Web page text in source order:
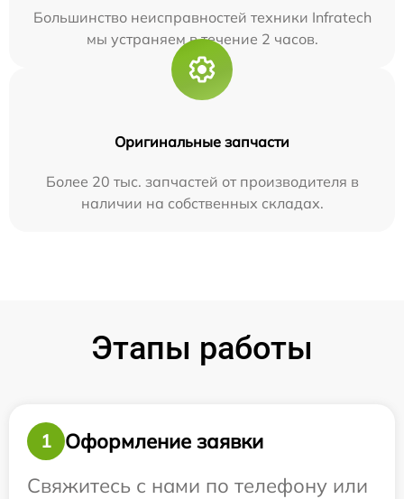
Большинство неисправностей техники Infratech
мы устраняем в течение 2 часов.
Оригинальные запчасти
Более 20 тыс. запчастей от производителя в
наличии на собственных складах.
Этапы работы
1
Оформление заявки
Свяжитесь с нами по телефону или